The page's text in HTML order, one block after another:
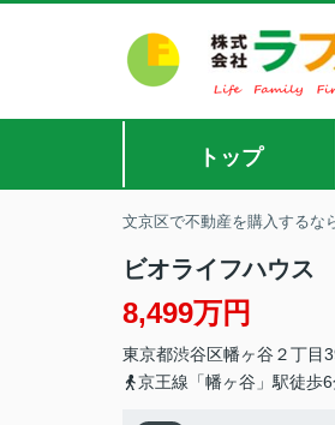
トップ
文京区で不動産を購入するな
ビオライフハウス
8,499万円
東京都渋谷区幡ヶ谷 ２丁目
京王線「幡ヶ谷」駅徒歩